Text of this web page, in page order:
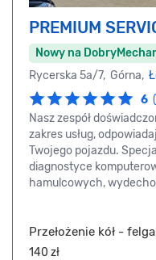
PREMIUM
Nowy na
Rycerska 5a/7, Górna,
6
Nasz zespół
zakres usług,
Twojego pojazdu.
diagnostyce
hamulcowych,
Przełożenie kół -
140 zł